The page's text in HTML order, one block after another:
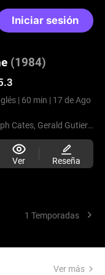
Iniciar sesión
(1984)
| 60 min | 17 de Ago
Cates, Gerald Gutierrez,
Ver Reseña
1 Temporadas
Ver más